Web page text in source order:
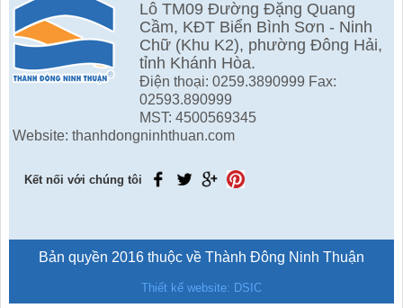
Lô TM09 Đường Đặng Quang
Cầm, KĐT Biển Bình Sơn - Ninh
Chữ (Khu K2), phường Đông Hải,
tỉnh Khánh Hòa.
Điện thoại: 0259.3890999 Fax:
02593.890999
MST: 4500569345
Website: thanhdongninhthuan.com
Kết nối với chúng tôi
Bản quyền 2016 thuộc về Thành Đông Ninh Thuận
Thiết kế website: DSIC